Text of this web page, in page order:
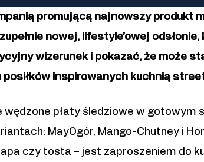
promującą najnowszy produkt
nowej, lifestyle’owej odsłonie,
wizerunek i pokazać, że może
inspirowanych kuchnią
płaty śledziowe w gotowym
MayOgór, Mango-Chutney i
czy tosta – jest zaproszeniem do